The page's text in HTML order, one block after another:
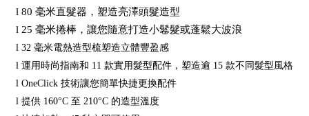
l 80 毫米直髮器，塑造亮澤頭髮造型
l 25 毫米捲棒，讓您隨意打造小鬈髮或蓬鬆大波浪
l 32 毫米電熱造型梳塑造立體豐盈感
l 運用時尚指南和 11 款實用髮型配件，塑造逾 15 款不同髮型風格
l OneClick 技術讓您簡單快捷更換配件
l 提供 160°C 至 210°C 的造型溫度